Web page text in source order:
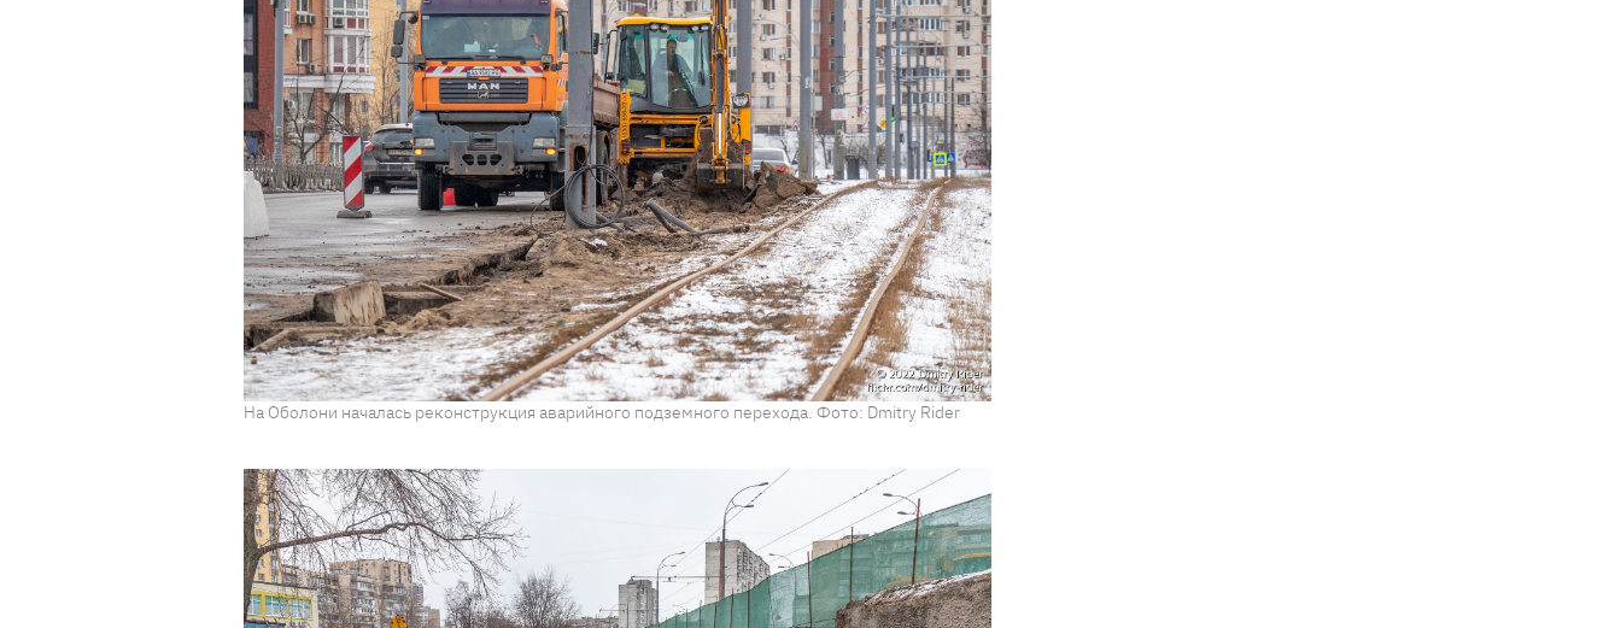
На Оболони началась реконструкция аварийного подземного перехода. Фото: Dmitry Rider